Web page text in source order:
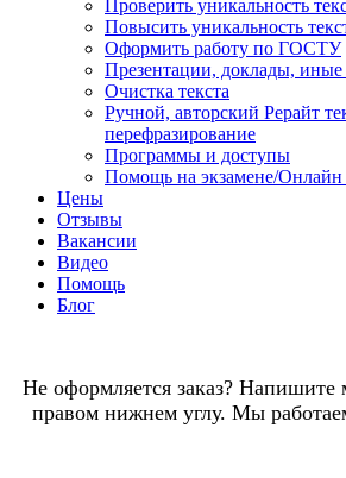
Проверить уникальность
Повысить уникальность
Оформить работу по ГОСТУ
Презентации, доклады, иные
Очистка текста
Ручной, авторский Рерайт
перефразирование
Программы и доступы
Помощь на экзамене/Онлайн
Цены
Отзывы
Вакансии
Видео
Помощь
Блог
Не оформляется заказ? Напишите
правом нижнем углу. Мы